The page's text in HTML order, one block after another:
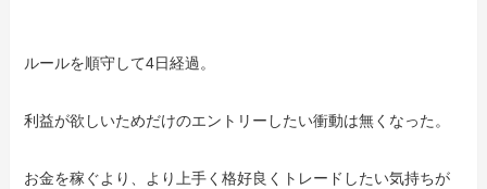
ルールを順守して4日経過。
利益が欲しいためだけのエントリーしたい衝動は無くなった。
お金を稼ぐより、より上手く格好良くトレードしたい気持ちが